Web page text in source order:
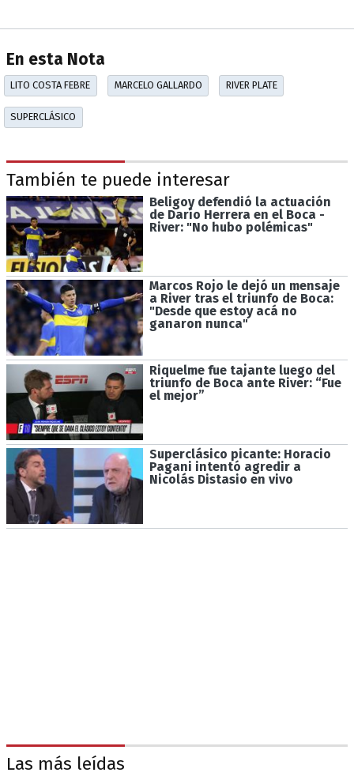
En esta Nota
LITO COSTA FEBRE MARCELO GALLARDO RIVER PLATE
SUPERCLÁSICO
También te puede interesar
Beligoy defendió la actuación
de Darío Herrera en el Boca -
River: "No hubo polémicas"
Marcos Rojo le dejó un mensaje
a River tras el triunfo de Boca:
"Desde que estoy acá no
ganaron nunca"
Riquelme fue tajante luego del
triunfo de Boca ante River: “Fue
el mejor”
Superclásico picante: Horacio
Pagani intentó agredir a
Nicolás Distasio en vivo
Las más leídas